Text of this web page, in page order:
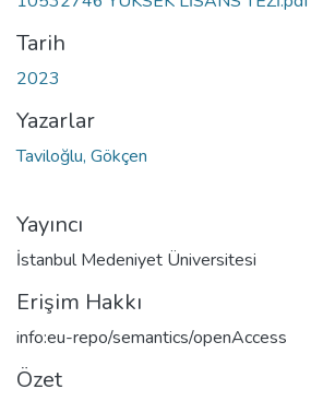
Tarih
2023
Yazarlar
Taviloğlu, Gökçen
Yayıncı
İstanbul Medeniyet Üniversitesi
Erişim Hakkı
info:eu-repo/semantics/openAccess
Özet